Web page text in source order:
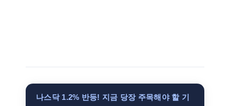
나스닥 1.2% 반등! 지금 당장 주목해야 할 기